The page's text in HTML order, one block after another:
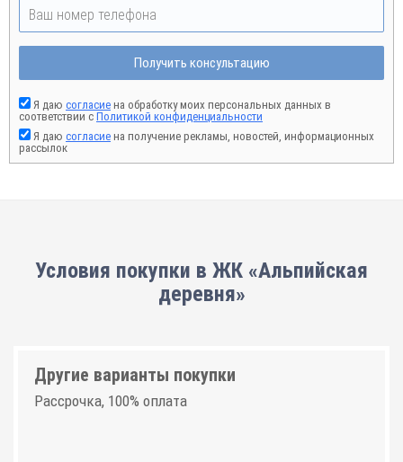
Получить консультацию
Я даю согласие на обработку моих персональных данных в
соответствии с Политикой конфиденциальности
Я даю согласие на получение рекламы, новостей, информационных
рассылок
Условия покупки в ЖК «Альпийская
деревня»
Другие варианты покупки
Рассрочка, 100% оплата